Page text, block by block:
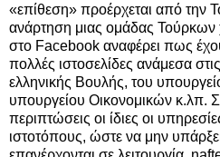
«επίθεση» προέρχεται από την
ανάρτηση μιας ομάδας Τούρκων
στο Facebook αναφέρει πως
πολλές ιστοσελίδες ανάμεσα
ελληνικής Βουλής, του
υπουργείου Οικονομικών κ.λπ.
περιπτώσεις οι ίδιες οι
ιστοτόπους, ώστε να μην